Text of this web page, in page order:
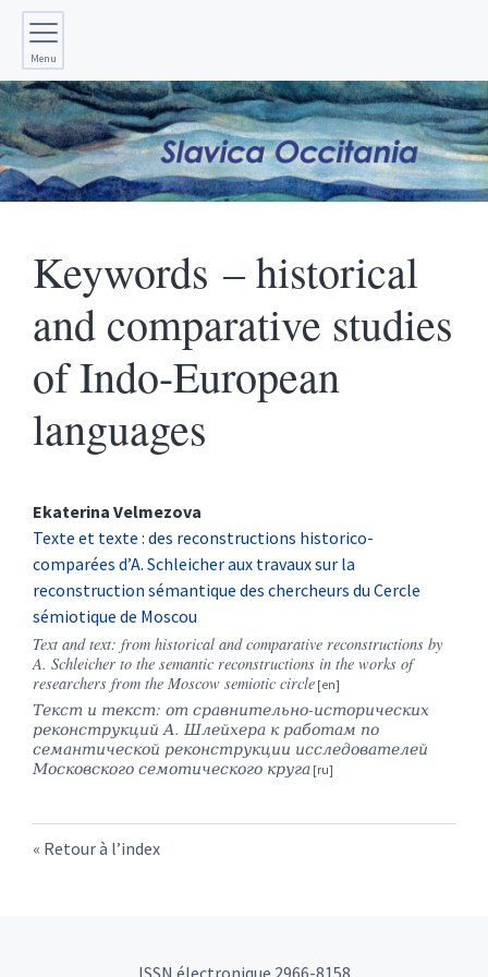
Menu
Keywords – historical
and comparative studies
of Indo-European
languages
Ekaterina Velmezova
Texte et texte : des reconstructions historico-
comparées d’A. Schleicher aux travaux sur la
reconstruction sémantique des chercheurs du Cercle
sémiotique de Moscou
Text and text: from historical and comparative reconstructions by
A. Schleicher to the semantic reconstructions in the works of
researchers from the Moscow semiotic circle
Текст и текст: от сравнительно-исторических
реконструкций А. Шлейхера к работам по
семантической реконструкции исследователей
Московского семотического круга
Retour à l’index